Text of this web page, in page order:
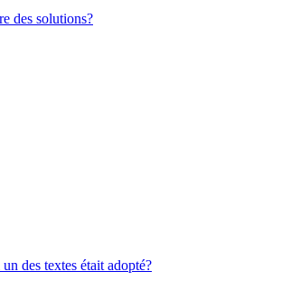
des solutions?
des textes était adopté?